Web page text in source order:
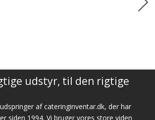
udstyr, til den rigtige
udspringer af cateringinventar.dk, der har
siden 1994. Vi bruger vores store viden